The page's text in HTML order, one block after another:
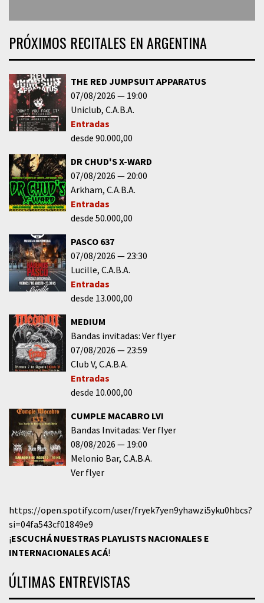
PRÓXIMOS RECITALES EN ARGENTINA
THE RED JUMPSUIT APPARATUS
07/08/2026
19:00
Uniclub C.A.B.A.
Entradas
desde 90.000,00
DR CHUD'S X-WARD
07/08/2026
20:00
Arkham C.A.B.A.
Entradas
desde 50.000,00
PASCO 637
07/08/2026
23:30
Lucille C.A.B.A.
Entradas
desde 13.000,00
MEDIUM
Bandas invitadas: Ver flyer
07/08/2026
23:59
Club V C.A.B.A.
Entradas
desde 10.000,00
CUMPLE MACABRO LVI
Bandas Invitadas: Ver flyer
08/08/2026
19:00
Melonio Bar C.A.B.A.
Ver flyer
https://open.spotify.com/user/fryek7yen9yhawzi5yku0hbcs?
si=04fa543cf01849e9
¡ESCUCHÁ NUESTRAS PLAYLISTS NACIONALES E
INTERNACIONALESACÁ!
ÚLTIMAS ENTREVISTAS